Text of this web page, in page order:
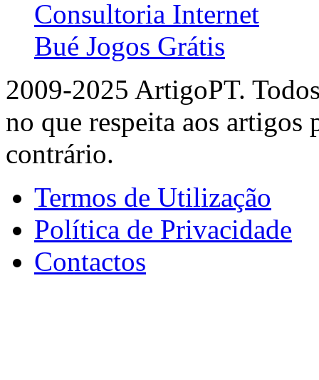
Consultoria Internet
Bué Jogos Grátis
2009-2025 ArtigoPT.
no que respeita aos artigos
contrário.
Termos de Utilização
Política de Privacidade
Contactos